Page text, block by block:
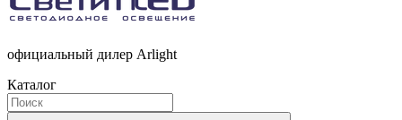
официальный дилер Arlight
Каталог